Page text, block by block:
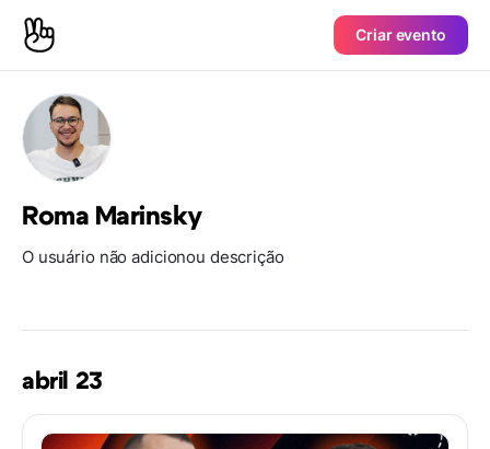
Criar evento
Roma Marinsky
O usuário não adicionou descrição
abril 23